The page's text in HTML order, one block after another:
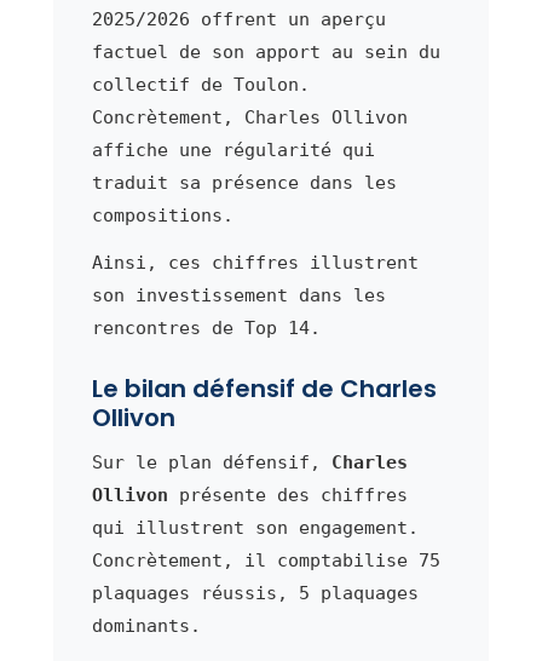
2025/2026 offrent un aperçu
factuel de son apport au sein du
collectif de Toulon.
Concrètement, Charles Ollivon
affiche une régularité qui
traduit sa présence dans les
compositions.
Ainsi, ces chiffres illustrent
son investissement dans les
rencontres de Top 14.
Le bilan défensif de Charles
Ollivon
Sur le plan défensif, Charles
Ollivon présente des chiffres
qui illustrent son engagement.
Concrètement, il comptabilise 75
plaquages réussis, 5 plaquages
dominants.